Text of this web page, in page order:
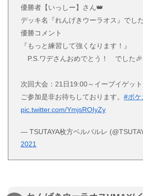
優勝者【いっしー】さん👑
デッキ名『れんげきウーラオス』でした
優勝コメント
『もっと練習して強くなります！』
P.S.ワデさんおめでとう！ でした🎉
次回大会：21日19:00～イーブイゲット
ご参加是非お待ちしております。#ポケ
pic.twitter.com/YmjsROIyZy
— TSUTAYA枚方ベルパルレ
2021